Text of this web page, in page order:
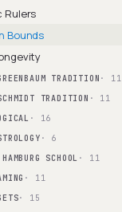
Rulers
Bounds
TRADITION · 11
TRADITION · 11
· 16
· 6
SCHOOL · 11
· 11
· 15